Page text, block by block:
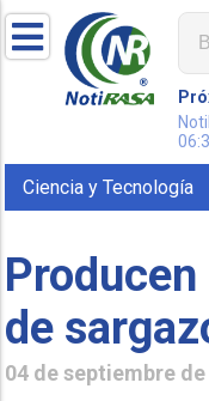
Ciencia y Tecnología
de
04 de septiembre de